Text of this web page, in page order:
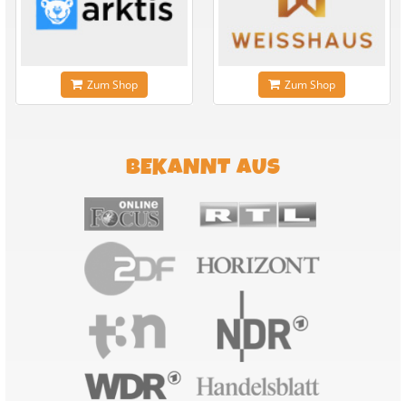
Zum Shop Zum Shop
BEKANNT AUS